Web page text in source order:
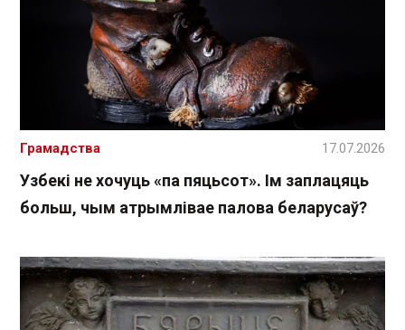
Узбекі не хочуць «па пяцьсот». Ім заплацяць
больш, чым атрымлівае палова беларусаў?
Грамадства 17.07.2026